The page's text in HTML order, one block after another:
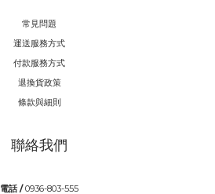
常見問題
運送服務方式
付款服務方式
退換貨政策
條款與細則
聯絡我們
電話 /0936-803-555